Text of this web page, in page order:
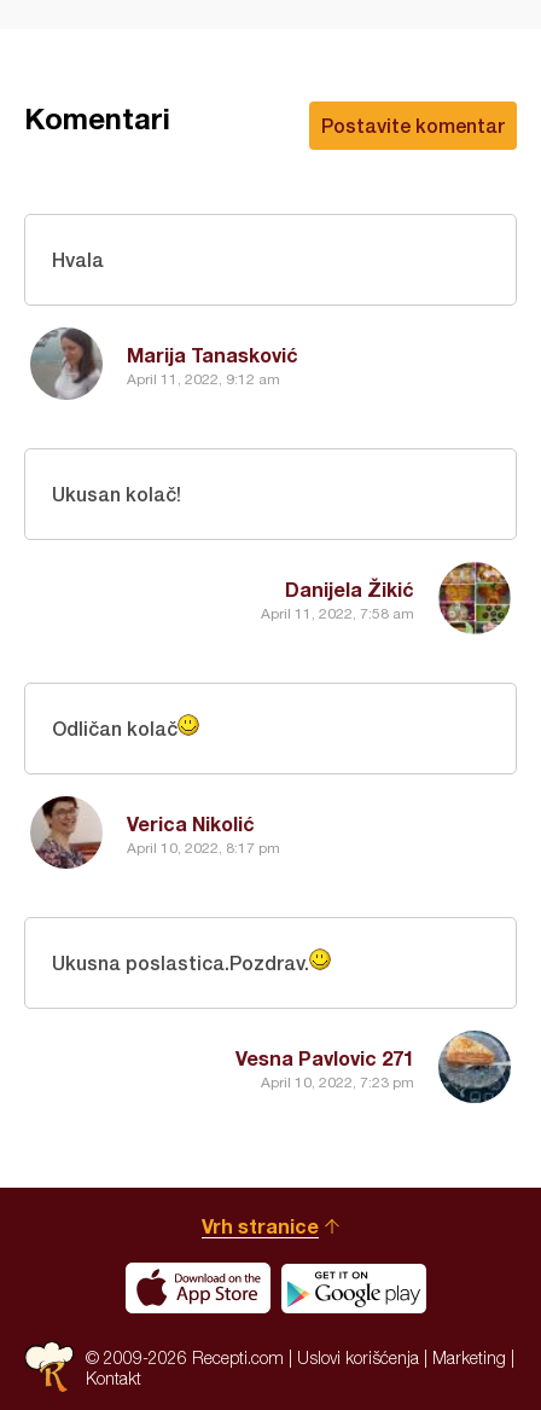
Postavite komentar
Komentari
Marija Tanasković
April 11, 2022, 9:12 am
Hvala
Danijela Žikić
April 11, 2022, 7:58 am
Ukusan kolač!
Verica Nikolić
April 10, 2022, 8:17 pm
Odličan kolač
Vesna Pavlovic 271
April 10, 2022, 7:23 pm
Ukusna poslastica.Pozdrav.
Vrh stranice
© 2009-2026 Recepti.com | Uslovi korišćenja Marketing
Kontakt